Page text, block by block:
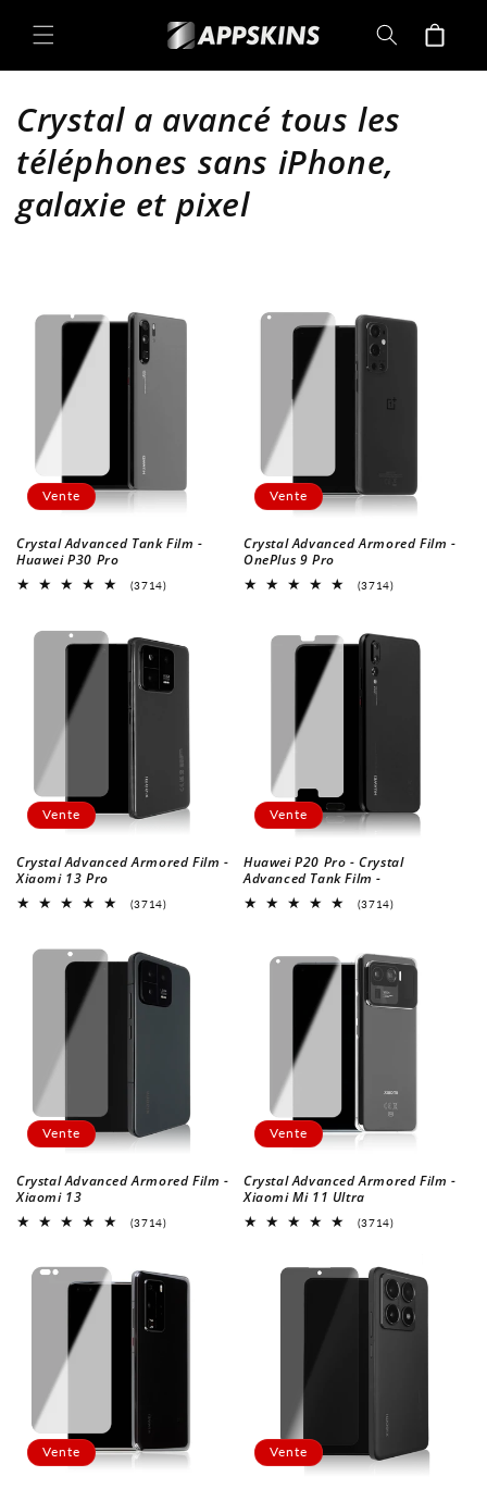
au contenu
Panier
C
a
t
Crystal a avancé tous les
téléphones sans iPhone,
galaxie et pixel
Vente
Crystal Advanced Tank Film -
Huawei P30 Pro
(3714)3714
Vente
Crystal Advanced Armored Film -
OnePlus 9 Pro
(3714)3714
Vente
Crystal Advanced Armored Film -
Xiaomi 13 Pro
(3714)3714
Vente
Huawei P20 Pro - Crystal
Advanced Tank Film -
(3714)3714
Vente
Crystal Advanced Armored Film -
Xiaomi 13
(3714)3714
Vente
Crystal Advanced Armored Film -
Xiaomi Mi 11 Ultra
(3714)3714
Vente Vente